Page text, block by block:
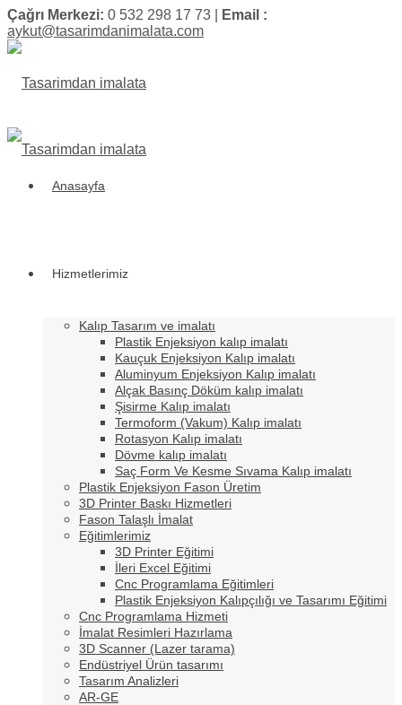
Çağrı Merkezi: 0 532 298 17 73 |
Email :
aykut@tasarimdanimalata.com
Anasayfa
Hizmetlerimiz
Kalıp Tasarım ve imalatı
Plastik Enjeksiyon kalıp imalatı
Kauçuk Enjeksiyon Kalıp imalatı
Aluminyum Enjeksiyon Kalıp imalatı
Alçak Basınç Döküm kalıp imalatı
Şisirme Kalıp imalatı
Termoform (Vakum) Kalıp imalatı
Rotasyon Kalıp imalatı
Dövme kalıp imalatı
Saç Form Ve Kesme Sıvama Kalıp imalatı
Plastik Enjeksiyon Fason Üretim
3D Printer Baskı Hizmetleri
Fason Talaşlı İmalat
Eğitimlerimiz
3D Printer Eğitimi
İleri Excel Eğitimi
Cnc Programlama Eğitimleri
Plastik Enjeksiyon Kalıpçılığı ve Tasarımı Eğitimi
Cnc Programlama Hizmeti
İmalat Resimleri Hazırlama
3D Scanner (Lazer tarama)
Endüstriyel Ürün tasarımı
Tasarım Analizleri
AR-GE